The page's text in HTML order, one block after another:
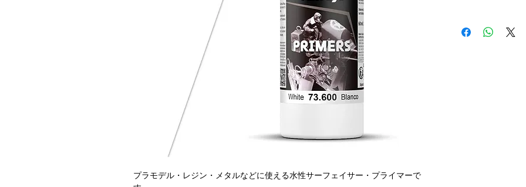
プラモデル・レジン・メタルなどに使える水性サーフェイサー・プライマーで